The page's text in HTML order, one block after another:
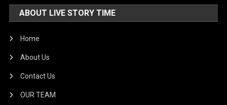
ABOUT LIVE STORY TIME
Home
About Us
Contact Us
OUR TEAM